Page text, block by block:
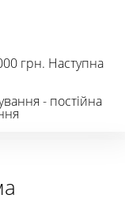
грн. Наступна
- постійна